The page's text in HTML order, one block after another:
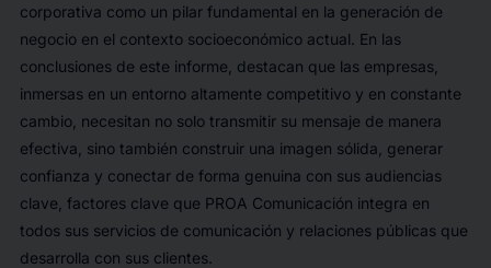
corporativa como un pilar fundamental en la generación de
negocio en el contexto socioeconómico actual. En las
conclusiones de este informe, destacan que las empresas,
inmersas en un entorno altamente competitivo y en constante
cambio, necesitan no solo transmitir su mensaje de manera
efectiva, sino también construir una imagen sólida, generar
confianza y conectar de forma genuina con sus audiencias
clave, factores clave que PROA Comunicación integra en
todos sus servicios de comunicación y relaciones públicas que
desarrolla con sus clientes.